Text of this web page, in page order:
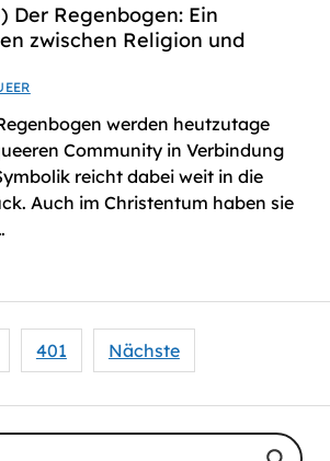
Der Regenbogen: Ein
zwischen Religion und
werden heutzutage
Community in Verbindung
reicht dabei weit in die
Auch im Christentum haben sie
401 Nächste